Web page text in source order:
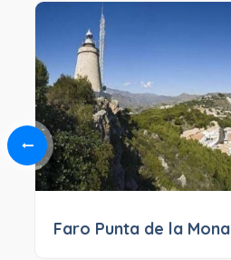
Faro Punta de la Mona